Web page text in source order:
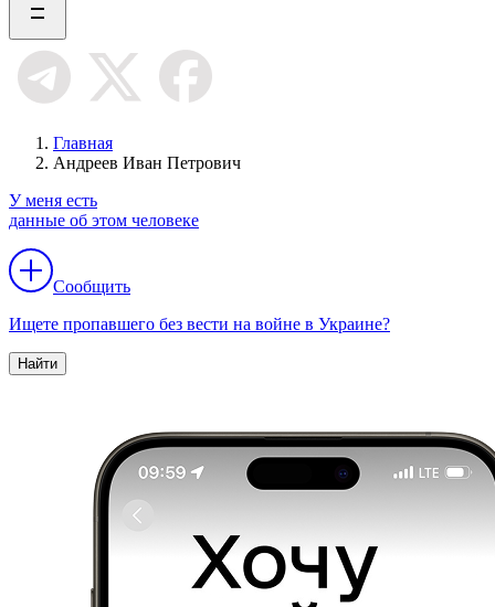
Главная
Андреев Иван Петрович
У меня есть
данные об этом человеке
Сообщить
Ищете пропавшего без вести на войне в Украине?
Найти